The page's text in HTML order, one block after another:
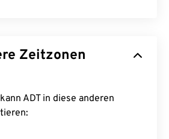
Zeitzonen
ADT in diese anderen